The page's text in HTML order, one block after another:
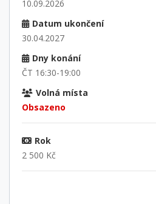
10.09.2026
Datum ukončení
30.04.2027
Dny konání
ČT 16:30-19:00
Volná místa
Obsazeno
Rok
2 500 Kč